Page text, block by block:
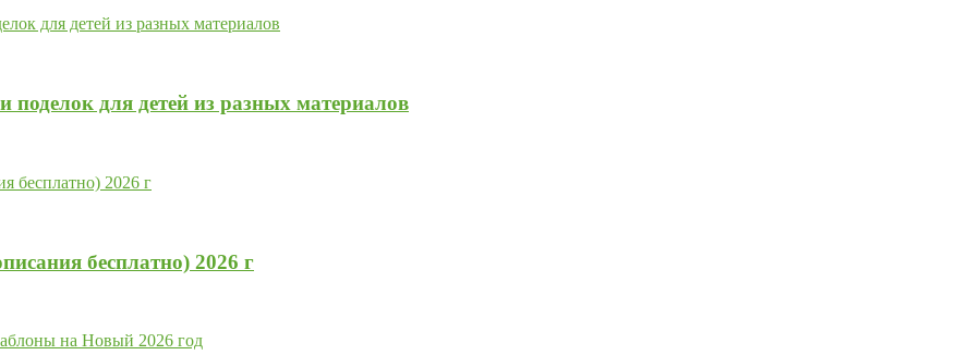
для детей из разных материалов
бесплатно) 2026 г